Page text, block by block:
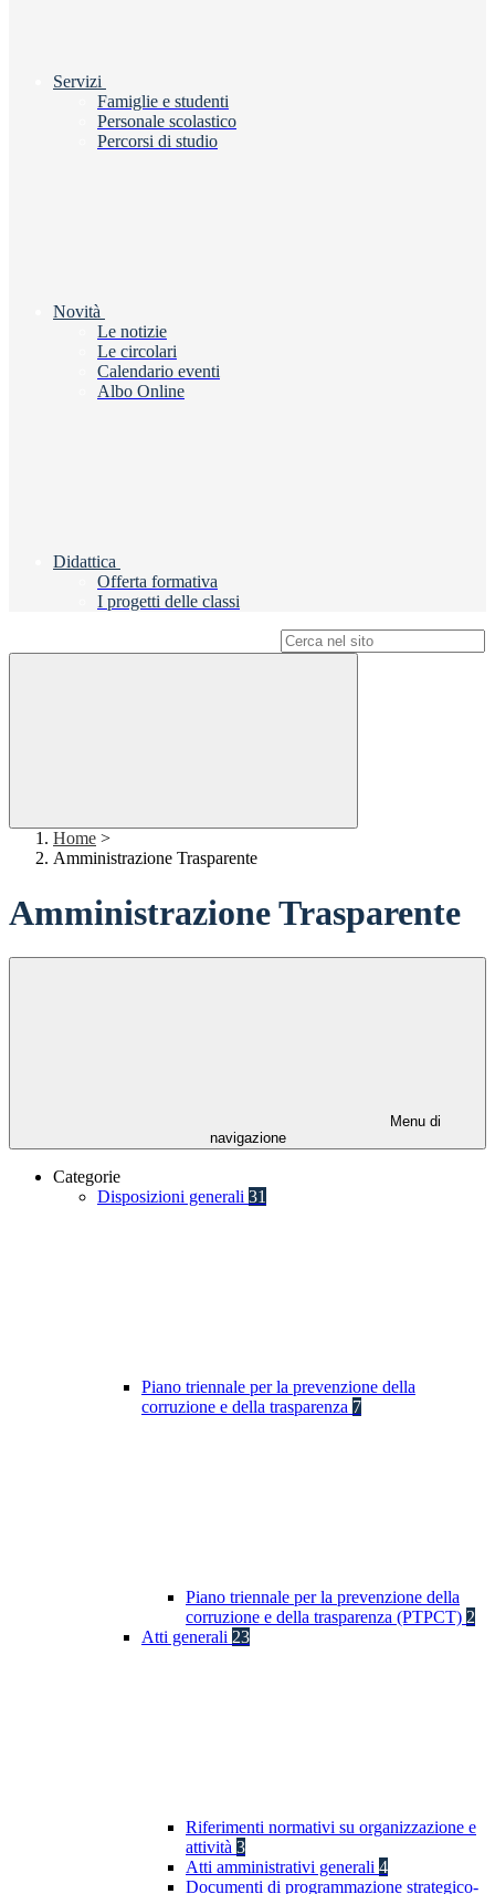
Servizi
Famiglie e studenti
Personale scolastico
Percorsi di studio
Novità
Le notizie
Le circolari
Calendario eventi
Albo Online
Didattica
Offerta formativa
I progetti delle classi
Home >
Amministrazione Trasparente
Amministrazione Trasparente
Menu di
navigazione
Categorie
Disposizioni generali 31
Piano triennale per la prevenzione della
corruzione e della trasparenza 7
Piano triennale per la prevenzione della
corruzione e della trasparenza (PTPCT) 2
Atti generali 23
Riferimenti normativi su organizzazione e
attività 3
Atti amministrativi generali 4
Documenti di programmazione strategico-